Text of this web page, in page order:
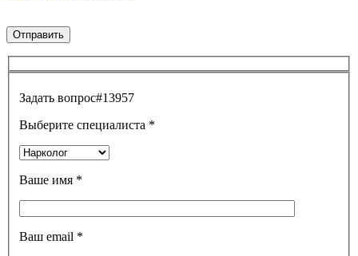
Задать вопрос#13957
Выберите специалиста *
Ваше имя *
Ваш email *